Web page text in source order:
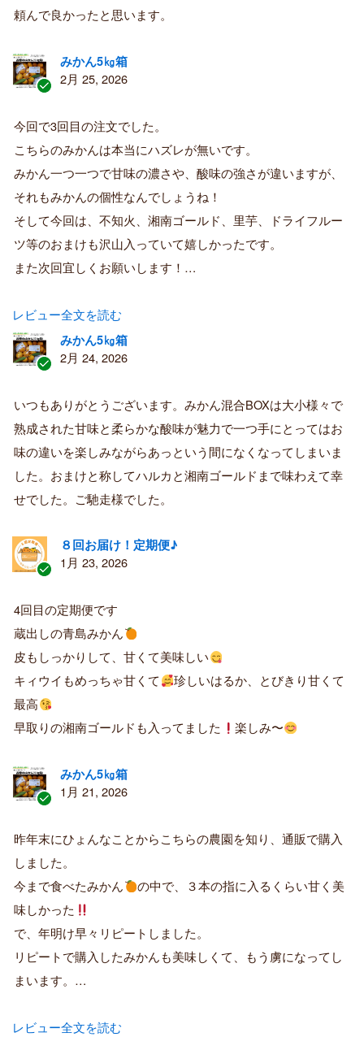
者
頼んで良かったと思います。
証
済
み
購
者
みかん5㎏箱
2月 25, 2026
今回で3回目の注文でした。
こちらのみかんは本当にハズレが無いです。
みかん一つ一つで甘味の濃さや、酸味の強さが違いますが、
それもみかんの個性なんでしょうね！
そして今回は、不知火、湘南ゴールド、里芋、ドライフルー
ツ等のおまけも沢山入っていて嬉しかったです。
また次回宜しくお願いします！…
レビュー全文を読む
証
済
み
購
者
みかん5㎏箱
2月 24, 2026
いつもありがとうございます。みかん混合BOXは大小様々で
熟成された甘味と柔らかな酸味が魅力で一つ手にとってはお
味の違いを楽しみながらあっという間になくなってしまいま
した。おまけと称してハルカと湘南ゴールドまで味わえて幸
せでした。ご馳走様でした。
証
済
み
購
者
８回お届け！定期便♪
1月 23, 2026
4回目の定期便です
蔵出しの青島みかん
皮もしっかりして、甘くて美味しい
キィウイもめっちゃ甘くて
珍しいはるか、とびきり甘くて
最高
早取りの湘南ゴールドも入ってました
楽しみ〜
証
済
み
購
者
みかん5㎏箱
1月 21, 2026
昨年末にひょんなことからこちらの農園を知り、通販で購入
しました。
今まで食べたみかん
の中で、３本の指に入るくらい甘く美
味しかった
で、年明け早々リピートしました。
リピートで購入したみかんも美味しくて、もう虜になってし
まいます。…
レビュー全文を読む